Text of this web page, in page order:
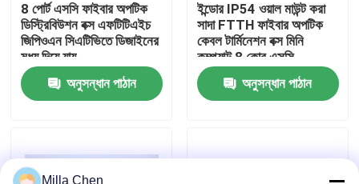
মান নিয়ন্ত্রণ
যোগাযোগ করুন
8 পোর্ট এসসি ফাইবার অপটিক
ডিস্ট্রিবিউশন বক্স এফটিটিএইচ
জিপিওএন সিএটিভিতে ডিজাইনের
মধ্য দিয়ে যায়
অনুসন্ধান পাঠান
ইন্ডোর IP54 ওয়াল মাউন্ট করা
সাদা FTTH ফাইবার অপটিক
কেবল টার্মিনেশন বক্স মিনি
কম্প্যাক্ট 8 কোর এসসি
অ্যাডাপ্টার
অনুসন্ধান পাঠান
Milla Chen